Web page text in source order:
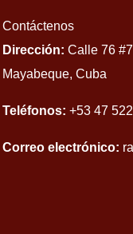
Contáctenos
Dirección: Calle 76
Mayabeque, Cuba
Teléfonos: +53 47
Correo electrónico: